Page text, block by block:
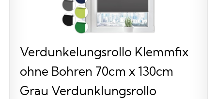
Verdunkelungsrollo Klemmfix
ohne Bohren 70cm x 130cm
Grau Verdunklungsrollo